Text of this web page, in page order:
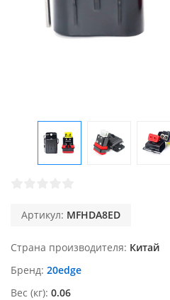
Артикул: MFHDA8ED
Страна производителя Китай
Бренд 20edge
Вес (кг) 0.06